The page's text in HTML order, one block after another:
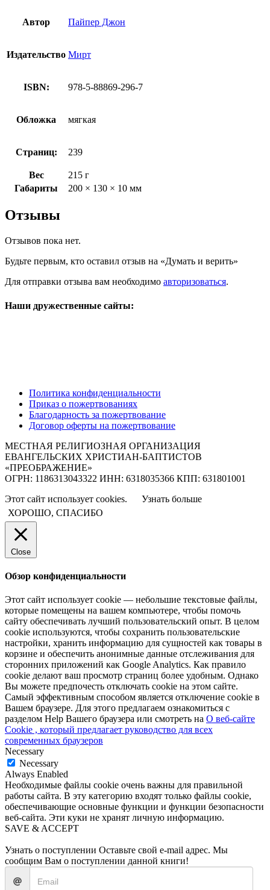
Автор Пайпер Джон
Издательство Мирт
ISBN: 978-5-88869-296-7
Обложка мягкая
Страниц: 239
Вес
215 г
Габариты
200 × 130 × 10 мм
Отзывы
Отзывов пока нет.
Будьте первым, кто оставил отзыв на «Думать и верить»
Для отправки отзыва вам необходимо авторизоваться.
Наши дружественные сайты:
Политика конфиденциальности
Приказ о пожертвованиях
Благодарность за пожертвование
Договор оферты на пожертвование
МЕСТНАЯ РЕЛИГИОЗНАЯ ОРГАНИЗАЦИЯ
ЕВАНГЕЛЬСКИХ ХРИСТИАН-БАПТИСТОВ
«ПРЕОБРАЖЕНИЕ»
ОГРН: 1186313043322 ИНН: 6318035366 КПП: 631801001
Этот сайт использует cookies.
Узнать больше
ХОРОШО, СПАСИБО
Close
Обзор конфиденциальности
Этот сайт использует cookie — небольшие текстовые файлы,
которые помещены на вашем компьютере, чтобы помочь
сайту обеспечивать лучший пользовательский опыт. В целом
cookie используются, чтобы сохранить пользовательские
настройки, хранить информацию для сущностей как товары в
корзине и обеспечить анонимные данные отслеживания для
сторонних приложений как Google Analytics. Как правило
cookie делают ваш просмотр страниц более удобным. Однако
Вы можете предпочесть отключать cookie на этом сайте.
Самый эффективным способом является отключение cookie в
Вашем браузере. Для этого предлагаем ознакомиться с
разделом Help Вашего браузера или смотреть на О веб-сайте
Cookie , который предлагает руководство для всех
современных браузеров
Necessary
Necessary
Always Enabled
Необходимые файлы cookie очень важны для правильной
работы сайта. В эту категорию входят только файлы cookie,
обеспечивающие основные функции и функции безопасности
веб-сайта. Эти куки не хранят личную информацию.
SAVE & ACCEPT
Узнать о поступлении Оставьте свой e-mail адрес. Мы
сообщим Вам о поступлении данной книги!